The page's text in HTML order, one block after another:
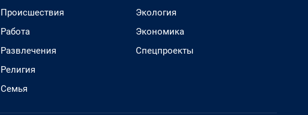
Происшествия
Работа
Развлечения
Религия
Семья
Экология
Экономика
Спецпроекты